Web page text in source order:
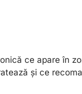
ce apare în
și ce